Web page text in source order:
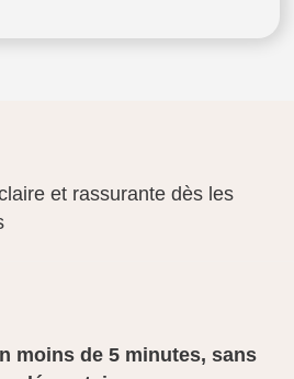
et rassurante dès les
moins de 5 minutes, sans